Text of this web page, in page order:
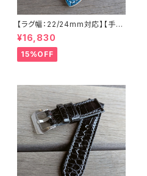
【ラグ幅：22/24mm対応】【手縫
い】【ストレート型】【子穴：円形】
【2PS-ALEMWHs】アリゲータ
ー 腹ワニ エメラルド 国産なめ
しの本革 下地 ヌメ革キャメル
¥16,830
15%OFF